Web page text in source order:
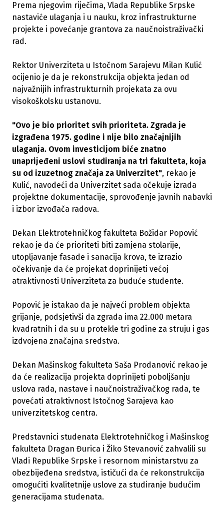
Prema njegovim riječima, Vlada Republike Srpske
nastaviće ulaganja i u nauku, kroz infrastrukturne
projekte i povećanje grantova za naučnoistraživački
rad.
Rektor Univerziteta u Istočnom Sarajevu Milan Kulić
ocijenio je da je rekonstrukcija objekta jedan od
najvažnijih infrastrukturnih projekata za ovu
visokoškolsku ustanovu.
"Ovo je bio prioritet svih prioriteta. Zgrada je
izgrađena 1975. godine i nije bilo značajnijih
ulaganja. Ovom investicijom biće znatno
unaprijeđeni uslovi studiranja na tri fakulteta, koja
su od izuzetnog značaja za Univerzitet", rekao je
Kulić, navodeći da Univerzitet sada očekuje izrada
projektne dokumentacije, sprovođenje javnih nabavki
i izbor izvođača radova.
Dekan Elektrotehničkog fakulteta Božidar Popović
rekao je da će prioriteti biti zamjena stolarije,
utopljavanje fasade i sanacija krova, te izrazio
očekivanje da će projekat doprinijeti većoj
atraktivnosti Univerziteta za buduće studente.
Popović je istakao da je najveći problem objekta
grijanje, podsjetivši da zgrada ima 22.000 metara
kvadratnih i da su u protekle tri godine za struju i gas
izdvojena značajna sredstva.
Dekan Mašinskog fakulteta Saša Prodanović rekao je
da će realizacija projekta doprinijeti poboljšanju
uslova rada, nastave i naučnoistraživačkog rada, te
povećati atraktivnost Istočnog Sarajeva kao
univerzitetskog centra.
Predstavnici studenata Elektrotehničkog i Mašinskog
fakulteta Dragan Đurica i Žiko Stevanović zahvalili su
Vladi Republike Srpske i resornom ministarstvu za
obezbijeđena sredstva, ističući da će rekonstrukcija
omogućiti kvalitetnije uslove za studiranje budućim
generacijama studenata.